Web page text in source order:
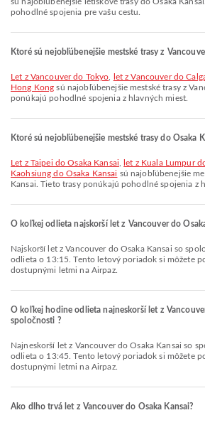
pohodlné spojenia pre vašu cestu.
Ktoré sú nejobľúbenejšie mestské trasy z
let z Vancouver do Tokyo let z Vancouver do
Hong Kong sú najobľúbenejšie mestské trasy z
ponúkajú pohodlné spojenia z hlavných miest.
Ktoré sú nejobľúbenejšie mestské trasy do Osaka
let z Taipei do Osaka Kansai let z Kuala Lumpur
Kaohsiung do Osaka Kansai sú najobľúbenejšie
Kansai. Tieto trasy ponúkajú pohodlné spojenia z
O koľkej odlieta najskorší let z Vancouver do
Najskorší let z Vancouver do Osaka Kansai so spoločnosťou Air Canada
odlieta o 13:15. Tento letový poriadok si môžete
dostupnými letmi na Airpaz.
O koľkej hodine odlieta najneskorší let z
spoločnosti ?
Najneskorší let z Vancouver do Osaka Kansai so spoločnosťou Air Canada
odlieta o 13:45. Tento letový poriadok si môžete
dostupnými letmi na Airpaz.
Ako dlho trvá let z Vancouver do Osaka Kansai?